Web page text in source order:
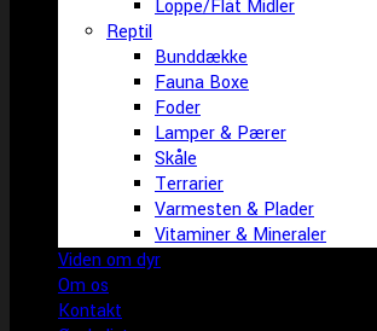
Loppe/Flåt Midler
Reptil
Bunddække
Fauna Boxe
Foder
Lamper & Pærer
Skåle
Terrarier
Varmesten & Plader
Vitaminer & Mineraler
Viden om dyr
Om os
Kontakt